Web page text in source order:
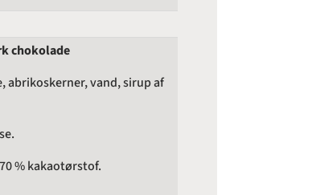
chokolade
abrikoskerner, vand, sirup af
% kakaotørstof.